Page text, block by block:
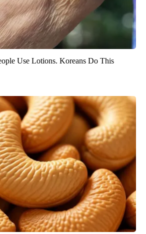
Use Lotions. Koreans Do This